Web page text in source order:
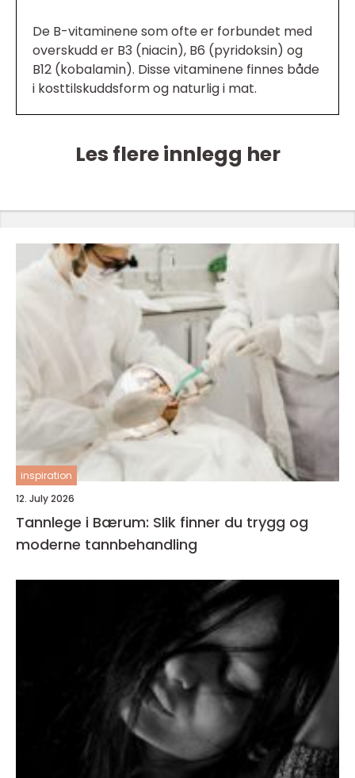
De B-vitaminene som ofte er forbundet med
overskudd er B3 (niacin), B6 (pyridoksin) og
B12 (kobalamin). Disse vitaminene finnes både
i kosttilskuddsform og naturlig i mat.
Les flere innlegg her
inspiration
12. July 2026
Tannlege i Bærum: Slik finner du trygg og
moderne tannbehandling